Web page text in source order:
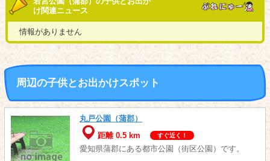
け関連ニュース
情報がありません
周辺の子供とお出かけスポット
丸戸公園（蒲郡）
距離 0.5 km
すぐ近く！
愛知県蒲郡にある都市公園（街区公園）です。